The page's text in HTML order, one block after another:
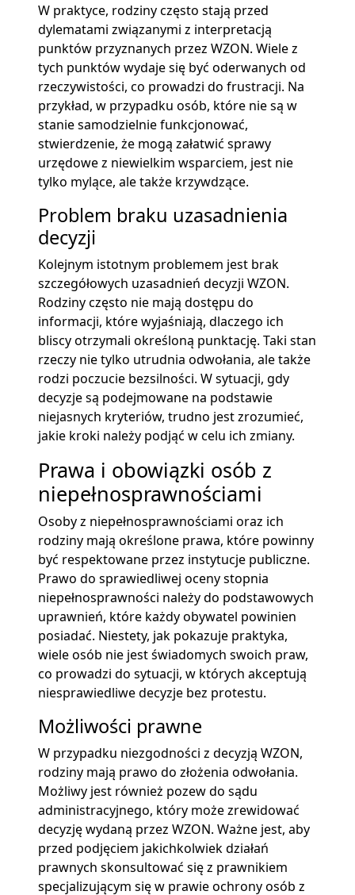
W praktyce, rodziny często stają przed
dylematami związanymi z interpretacją
punktów przyznanych przez WZON. Wiele z
tych punktów wydaje się być oderwanych od
rzeczywistości, co prowadzi do frustracji. Na
przykład, w przypadku osób, które nie są w
stanie samodzielnie funkcjonować,
stwierdzenie, że mogą załatwić sprawy
urzędowe z niewielkim wsparciem, jest nie
tylko mylące, ale także krzywdzące.
Problem braku uzasadnienia
decyzji
Kolejnym istotnym problemem jest brak
szczegółowych uzasadnień decyzji WZON.
Rodziny często nie mają dostępu do
informacji, które wyjaśniają, dlaczego ich
bliscy otrzymali określoną punktację. Taki stan
rzeczy nie tylko utrudnia odwołania, ale także
rodzi poczucie bezsilności. W sytuacji, gdy
decyzje są podejmowane na podstawie
niejasnych kryteriów, trudno jest zrozumieć,
jakie kroki należy podjąć w celu ich zmiany.
Prawa i obowiązki osób z
niepełnosprawnościami
Osoby z niepełnosprawnościami oraz ich
rodziny mają określone prawa, które powinny
być respektowane przez instytucje publiczne.
Prawo do sprawiedliwej oceny stopnia
niepełnosprawności należy do podstawowych
uprawnień, które każdy obywatel powinien
posiadać. Niestety, jak pokazuje praktyka,
wiele osób nie jest świadomych swoich praw,
co prowadzi do sytuacji, w których akceptują
niesprawiedliwe decyzje bez protestu.
Możliwości prawne
W przypadku niezgodności z decyzją WZON,
rodziny mają prawo do złożenia odwołania.
Możliwy jest również pozew do sądu
administracyjnego, który może zrewidować
decyzję wydaną przez WZON. Ważne jest, aby
przed podjęciem jakichkolwiek działań
prawnych skonsultować się z prawnikiem
specjalizującym się w prawie ochrony osób z